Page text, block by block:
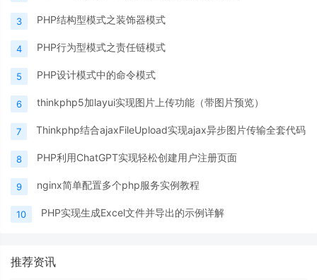
3 PHP结构型模式之装饰器模式
4 PHP行为型模式之责任链模式
5 PHP设计模式中的命令模式
6 thinkphp5加layui实现图片上传功能（带图片预览）
7 Thinkphp结合ajaxFileUpload实现ajax异步图片传输全套代码
8 PHP利用ChatGPT实现轻松创建用户注册页面
9 nginx简单配置多个php服务实例教程
10 PHP实现生成Excel文件并导出的示例详解
推荐资讯